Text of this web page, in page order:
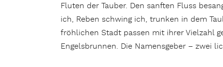
Fluten der Tauber. Den sanften Fluss
ich, Reben schwing ich, trunken in dem
fröhlichen Stadt passen mit ihrer Vielzahl
Engelsbrunnen. Die Namensgeber – zwei